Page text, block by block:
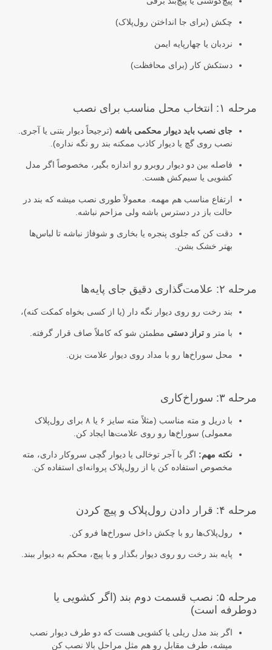
چکش (برای جا انداختن رول‌پلاک)
نردبان یا چهارپایه ایمن
دستکش کار (برای محافظت)
مرحله ۱: انتخاب محل مناسب برای نصب
جای نصب باید دیوار محکمی باشه (ترجیحاً دیوار بتنی یا آجری.
نصب روی گچ یا دیوار کاذب ممکنه بند رو نگه نداره).
فاصله بین دو دیوار روبرو رو اندازه بگیر، مخصوصاً اگر مدل
کشویی یا سیم‌کش هست.
ارتفاع مناسب هم مهمه. معمولاً طوری نصب میشه که بند در
حالت باز در دسترس باشه ولی مزاحم نباشه.
دقت کن که جلوی پنجره یا بخاری و شوفاژ نباشه تا لباس‌ها
بهتر خشک بشن.
مرحله ۲: علامت‌گذاری دقیق جای پایه‌ها
بند رخت رو روی دیوار نگه دار (یا از کسی بخواه کمکت کنه)،
با متر و تراز دستی مطمئن شو که کاملاً صاف قرار گرفته.
محل سوراخ‌ها رو با مداد روی دیوار علامت بزن.
مرحله ۳: سوراخ‌کاری
با دریل و مته مناسب (مثلاً مته سایز ۶ یا ۸ برای رول‌پلاک
معمولی) سوراخ‌ها رو روی علامت‌ها ایجاد کن.
نکته مهم: اگر با آجر توخالی یا دیوار گچی سروکار داری، مته
مخصوص استفاده کن یا از رول‌پلاک پروانه‌ای استفاده کن.
مرحله ۴: قرار دادن رول‌پلاک و پیچ کردن
رول‌پلاک‌ها رو با چکش داخل سوراخ‌ها فرو کن.
پایه بند رخت رو روی دیوار بگذار و با پیچ، محکم به دیوار ببند.
مرحله ۵: نصب قسمت دوم بند (اگر کشویی یا
دوطرفه است)
اگر بند مدل ریلی یا کشویی هست که دو طرف دیوار نصب
میشه، طرف مقابل رو هم مثل مراحل بالا نصب کن